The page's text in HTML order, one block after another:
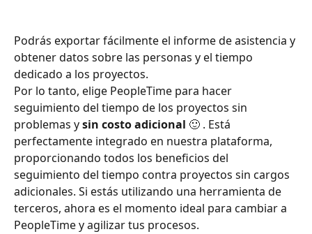
Podrás exportar fácilmente el informe de asistencia y
obtener datos sobre las personas y el tiempo
dedicado a los proyectos.
Por lo tanto, elige PeopleTime para hacer
seguimiento del tiempo de los proyectos sin
problemas y sin costo adicional 🙂 . Está
perfectamente integrado en nuestra plataforma,
proporcionando todos los beneficios del
seguimiento del tiempo contra proyectos sin cargos
adicionales. Si estás utilizando una herramienta de
terceros, ahora es el momento ideal para cambiar a
PeopleTime y agilizar tus procesos.